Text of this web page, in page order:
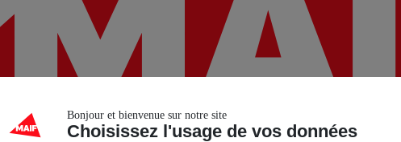
Bonjour et bienvenue sur notre site
Choisissez l'usage de vos données